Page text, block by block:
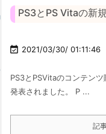
PS3とPS Vitaの新
 2021/03/30/ 01:11:46
PS3とPSVitaのコンテン
発表されました。 P ...
記